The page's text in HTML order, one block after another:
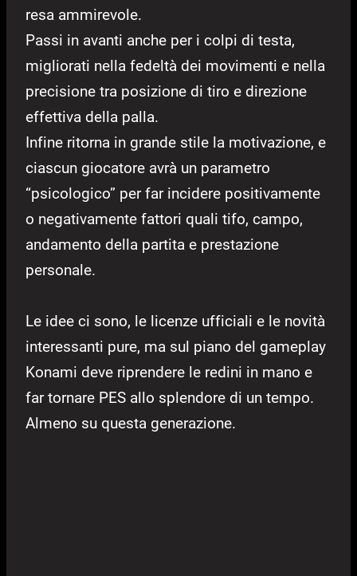
resa ammirevole.
Passi in avanti anche per i colpi di testa,
migliorati nella fedeltà dei movimenti e nella
precisione tra posizione di tiro e direzione
effettiva della palla.
Infine ritorna in grande stile la motivazione, e
ciascun giocatore avrà un parametro
“psicologico” per far incidere positivamente
o negativamente fattori quali tifo, campo,
andamento della partita e prestazione
personale.
Le idee ci sono, le licenze ufficiali e le novità
interessanti pure, ma sul piano del gameplay
Konami deve riprendere le redini in mano e
far tornare PES allo splendore di un tempo.
Almeno su questa generazione.